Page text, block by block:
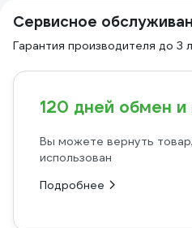
Сервисное
Гарантия производителя до 3
120 дней обмен и
Вы можете вернуть
использован
Подробнее